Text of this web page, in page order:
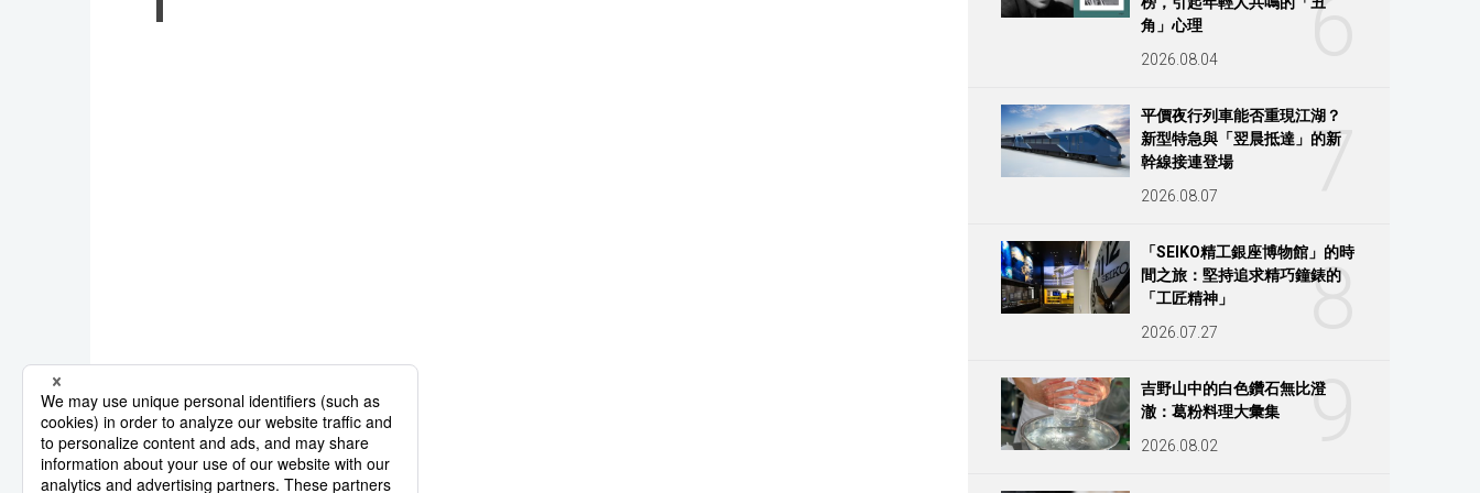
6
角」心理
2026.08.04
7
平價夜行列車能否重現江湖？
新型特急與「翌晨抵達」的新
幹線接連登場
2026.08.07
8
「SEIKO精工銀座博物館」的時
間之旅：堅持追求精巧鐘錶的
「工匠精神」
2026.07.27
9
吉野山中的白色鑽石無比澄
澈：葛粉料理大彙集
2026.08.02